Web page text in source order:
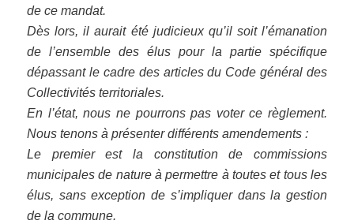
de ce mandat.
Dès lors, il aurait été judicieux qu’il soit l’émanation
de l’ensemble des élus pour la partie spécifique
dépassant le cadre des articles du Code général des
Collectivités territoriales.
En l’état, nous ne pourrons pas voter ce règlement.
Nous tenons à présenter différents amendements :
Le premier est la constitution de commissions
municipales de nature à permettre à toutes et tous les
élus, sans exception de s’impliquer dans la gestion
de la commune.